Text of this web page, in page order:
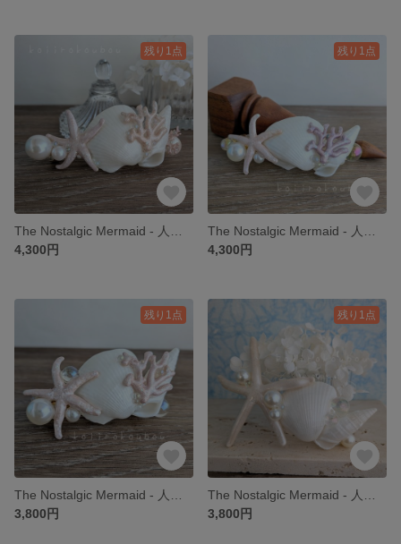
残り1点
4,300円
残り1点
4,300円
残り1点
3,800円
残り1点
3,800円